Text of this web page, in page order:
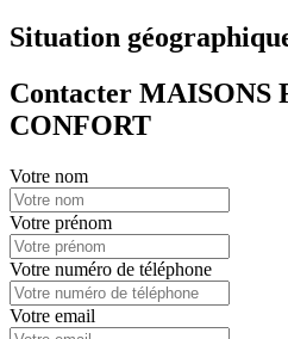
Situation
Contacter MAISONS
CONFORT
Votre nom
Votre prénom
Votre numéro de téléphone
Votre email